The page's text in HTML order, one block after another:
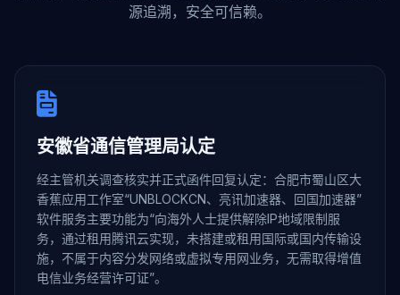
源追溯，安全可信赖。
安徽省通信管理局认定
经主管机关调查核实并正式函件回复认定：合肥市蜀山区大
香蕉应用工作室“UNBLOCKCN、亮讯加速器、回国加速器”
软件服务主要功能为“向海外人士提供解除IP地域限制服
务，通过租用腾讯云实现，未搭建或租用国际或国内传输设
施，不属于内容分发网络或虚拟专用网业务，无需取得增值
电信业务经营许可证”。